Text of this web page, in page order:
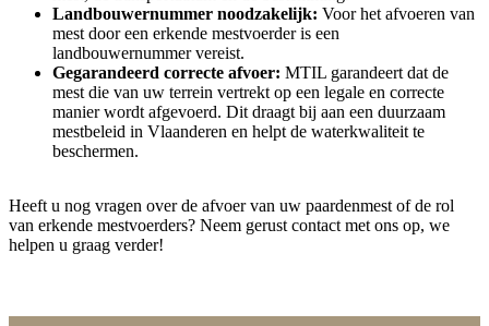
Landbouwernummer noodzakelijk: Voor het afvoeren van
mest door een erkende mestvoerder is een
landbouwernummer vereist.
Gegarandeerd correcte afvoer: MTIL garandeert dat de
mest die van uw terrein vertrekt op een legale en correcte
manier wordt afgevoerd. Dit draagt bij aan een duurzaam
mestbeleid in Vlaanderen en helpt de waterkwaliteit te
beschermen.
Heeft u nog vragen over de afvoer van uw paardenmest of de rol
van erkende mestvoerders? Neem gerust contact met ons op, we
helpen u graag verder!